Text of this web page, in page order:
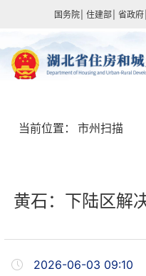
国务院 住建部 省政府
当前位置： 市州扫描
黄石：下陆区解
2026-06-03 09:10